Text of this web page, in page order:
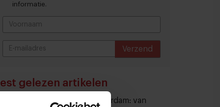
informatie.
Verzend
gelezen artikelen
Eten in Amsterdam: van